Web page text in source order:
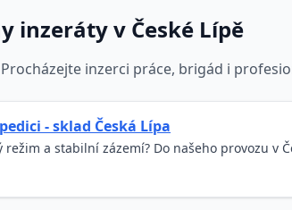
inzeráty v České Lípě
inzerci práce, brigád i
- sklad Česká Lípa
a stabilní zázemí? Do našeho provozu v